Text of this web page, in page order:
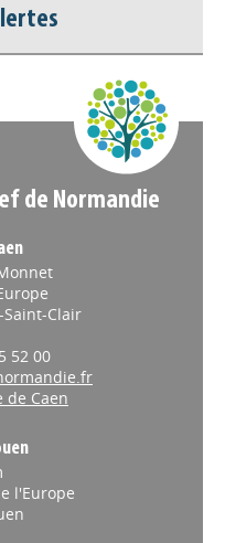
de Normandie
Clair
52 00
de Caen
l'Europe